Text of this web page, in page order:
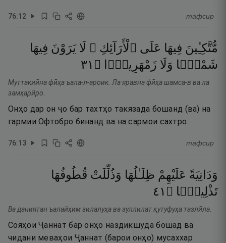
76:12 тафсир
مُّتَّكِـِٔينَ فِيهَا عَلَى ٱلْأَرَآئِكِ ۖ لَا يَرَوْنَ فِيهَا
شَمْسًۭا وَلَا زَمْهَرِيرًۭا ۝ ١٣
Муттакиӣна фӣҳа ъала-л-ароик. Ла яравна фӣҳа шамса-в ва ла
замҳарӣро.
Онҳо дар он ҷо бар тахтҳо такязада бошанд (ва) на
гармии Офтобро бинанд ва на сармои сахтро.
76:13 тафсир
وَدَانِيَةً عَلَيْهِمْ ظِلَـٰلُهَا وَذُلِّلَتْ قُطُوفُهَا
تَذْلِيلًۭا ۝ ١٤
Ва даниятан ъалайҳим зилалуҳа ва зуллилат қутуфуҳа тазлӣла.
Сояҳои Ҷаннат бар онҳо наздикшуда бошад ва
чидани меваҳои Ҷаннат (барои онҳо) мусаххар